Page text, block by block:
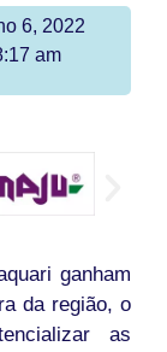
6, 2022
am
ganham
da região, o
as